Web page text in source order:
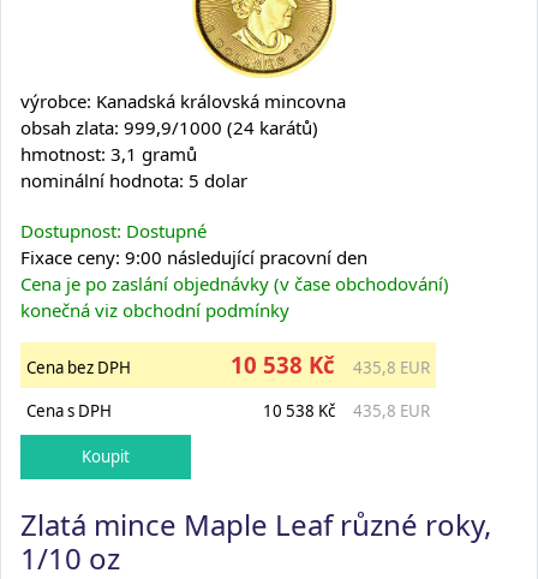
výrobce: Kanadská královská mincovna
obsah zlata: 999,9/1000 (24 karátů)
hmotnost: 3,1 gramů
nominální hodnota: 5 dolar
Dostupnost: Dostupné
Fixace ceny: 9:00 následující pracovní den
Cena je po zaslání objednávky (v čase obchodování)
konečná viz obchodní podmínky
Cena bez DPH 10 538 Kč
435,8 EUR
Cena s DPH
10 538 Kč 435,8 EUR
Zlatá mince Maple Leaf různé roky,
1/10 oz